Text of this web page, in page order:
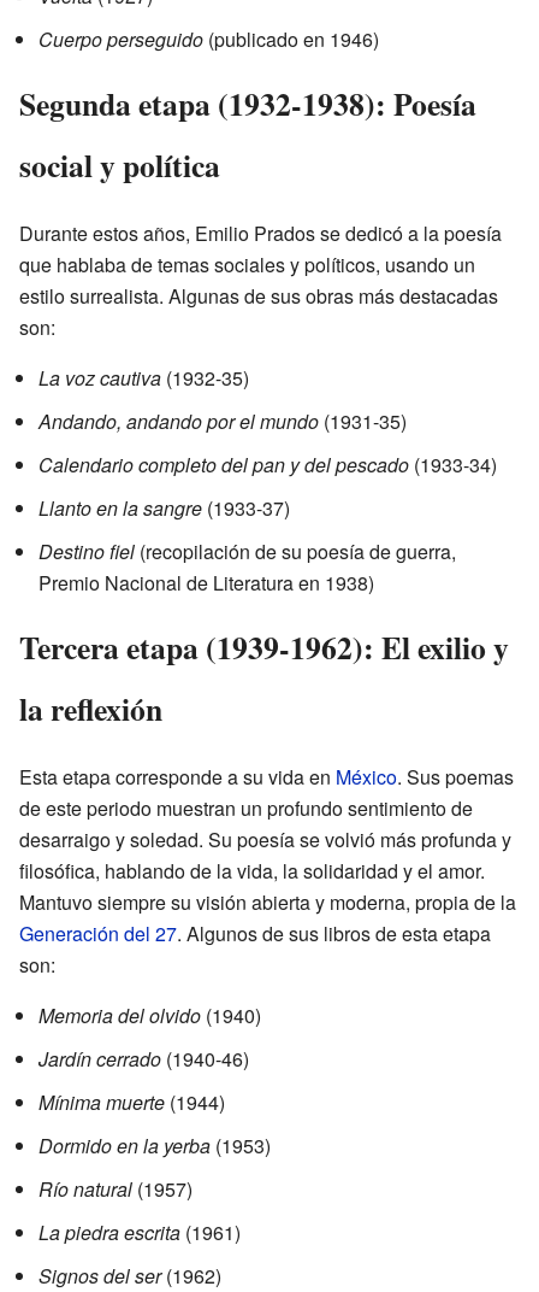
Cuerpo perseguido (publicado en 1946)
Segunda etapa (1932-1938): Poesía
social y política
Durante estos años, Emilio Prados se dedicó a la poesía
que hablaba de temas sociales y políticos, usando un
estilo surrealista. Algunas de sus obras más destacadas
son:
La voz cautiva (1932-35)
Andando, andando por el mundo (1931-35)
Calendario completo del pan y del pescado (1933-34)
Llanto en la sangre (1933-37)
Destino fiel (recopilación de su poesía de guerra,
Premio Nacional de Literatura en 1938)
Tercera etapa (1939-1962): El exilio y
la reflexión
Esta etapa corresponde a su vida en México. Sus poemas
de este periodo muestran un profundo sentimiento de
desarraigo y soledad. Su poesía se volvió más profunda y
filosófica, hablando de la vida, la solidaridad y el amor.
Mantuvo siempre su visión abierta y moderna, propia de la
Generación del 27. Algunos de sus libros de esta etapa
son:
Memoria del olvido (1940)
Jardín cerrado (1940-46)
Mínima muerte (1944)
Dormido en la yerba (1953)
Río natural (1957)
La piedra escrita (1961)
Signos del ser(1962)